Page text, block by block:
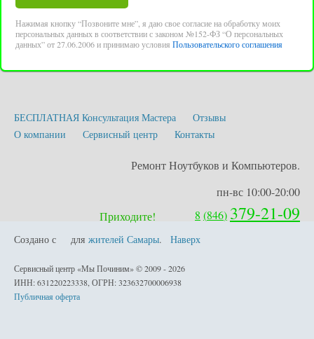
Нажимая кнопку “Позвоните мне”, я даю свое согласие на обработку моих
персональных данных в соответствии с законом №152-ФЗ “О персональных
данных” от 27.06.2006 и принимаю условия Пользовательского соглашения
БЕСПЛАТНАЯ Консультация Мастера
Отзывы
О компании
Сервисный центр Контакты
Ремонт Ноутбуков и Компьютеров.
пн-вс 10:00-20:00
Приходите!
8 (846) 379-21-09
Создано с любовью
для жителей Самары. Наверх
Сервисный центр «Мы Починим» © 2009 - 2026
ИНН: 631220223338, ОГРН: 323632700006938
Публичная оферта